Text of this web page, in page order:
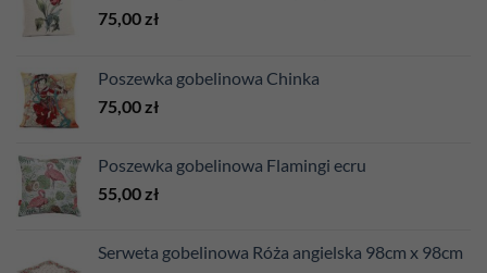
75,00 zł
Poszewka gobelinowa Chinka
75,00 zł
Poszewka gobelinowa Flamingi ecru
55,00 zł
Serweta gobelinowa Róża angielska 98cm x 98cm